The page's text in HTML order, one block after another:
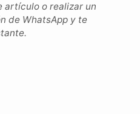
artículo o realizar un
de WhatsApp y te